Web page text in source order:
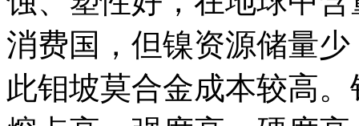
消费国，但镍资源储量
此钼坡莫合金成本较高